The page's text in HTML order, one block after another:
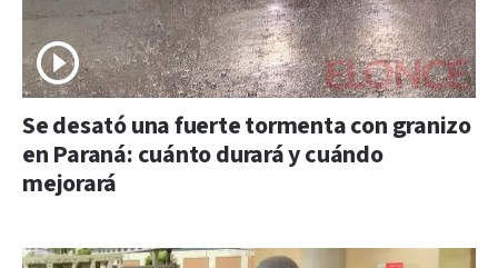
Se desató una fuerte tormenta con granizo
en Paraná: cuánto durará y cuándo
mejorará